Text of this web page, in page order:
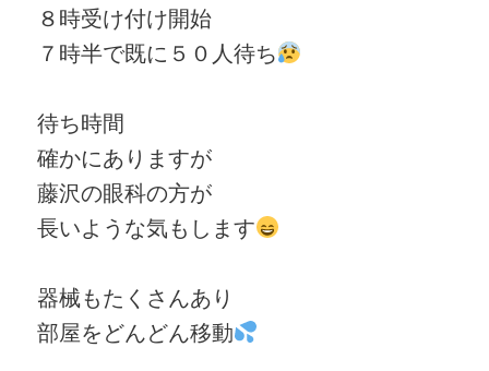
８時受け付け開始
７時半で既に５０人待ち
待ち時間
確かにありますが
藤沢の眼科の方が
長いような気もします
器械もたくさんあり
部屋をどんどん移動